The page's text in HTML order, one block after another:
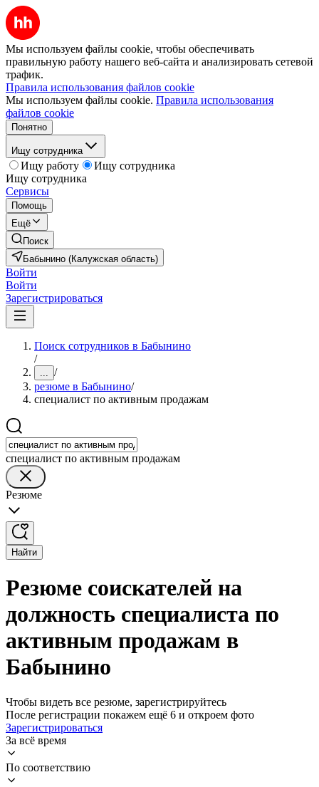
Мы используем файлы cookie, чтобы обеспечивать
правильную работу нашего веб-сайта и анализировать сетевой
трафик.
Правила использования файлов cookie
Мы используем файлы cookie. Правила использования
файлов cookie
Понятно
Ищу сотрудника
Ищу работу
Ищу сотрудника
Ищу сотрудника
Сервисы
Помощь
Ещё
Поиск
Бабынино (Калужская область)
Войти
Войти
Зарегистрироваться
Поиск сотрудников в Бабынино
/
... /
резюме в Бабынино/
специалист по активным продажам
специалист по активным продажам
Резюме
Найти
Резюме соискателей на
должность специалиста по
активным продажам в
Бабынино
Чтобы видеть все резюме, зарегистрируйтесь
После регистрации покажем ещё 6 и откроем фото
Зарегистрироваться
За всё время
По соответствию